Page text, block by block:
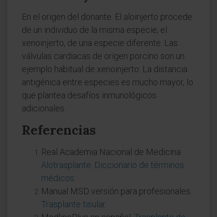
En el origen del donante. El aloinjerto procede
de un individuo de la misma especie; el
xenoinjerto, de una especie diferente. Las
válvulas cardiacas de origen porcino son un
ejemplo habitual de xenoinjerto. La distancia
antigénica entre especies es mucho mayor, lo
que plantea desafíos inmunológicos
adicionales.
Referencias
Real Academia Nacional de Medicina.
Alotrasplante. Diccionario de términos
médicos
Manual MSD versión para profesionales.
Trasplante tisular